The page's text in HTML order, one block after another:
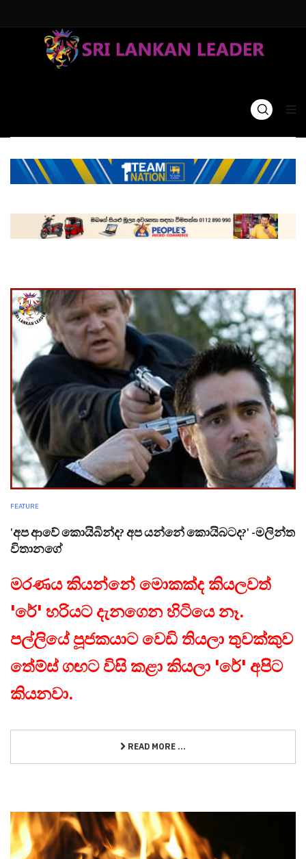
FEATURE
'අප ආවේ කොයිබින්ද? අප යන්නේ කොයිබටද?' -මලින්ත
විතානගේ
මරණය කියන්නේ මොකක්ද කියලවත්
'රේ' හරියට දැනගෙන හිටියෙ නෑ.
පල්ලියේ පූජකයාට වෙඩි තියලා තුවක්කුව
තේම්ස් ගඟට විසි කළා කියලා 'රේ' අපිට
කියනවා.
READ MORE ...